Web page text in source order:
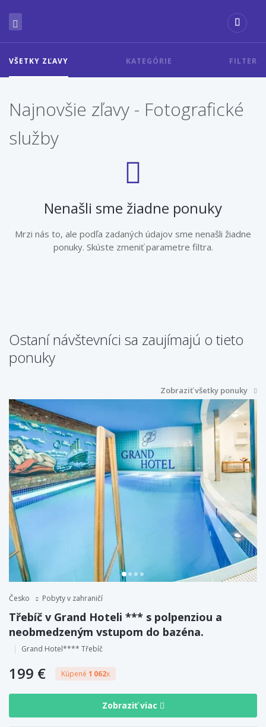
VŠETKY ZĽAVY KATEGÓRIE FILTER
Najnovšie zľavy - Fotografické
služby
Nenašli sme žiadne ponuky
Mrzi nás to, ale podľa zadaných údajov sme nenašli žiadne
ponuky. Skúste zmeniť parametre filtra.
Ostaní návštevníci sa zaujímajú o tieto
ponuky
Zobraziť všetky ponuky
Česko Pobyty v zahraničí
Třebíč v Grand Hoteli *** s polpenziou a
neobmedzeným vstupom do bazéna.
Grand Hotel**** Třebíč
199 € Kúpené 1 062x
Zobraziť viac